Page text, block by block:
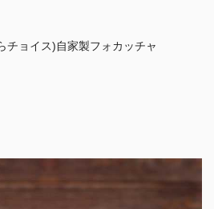
ョイス)自家製フォカッチャ